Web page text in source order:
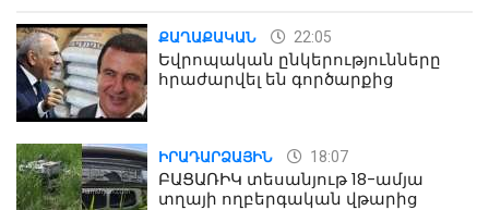
ՔԱՂԱՔԱԿԱՆ 22:05
Եվրոպական ընկերությունները
հրաժարվել են գործարքից
ԻՐԱԴԱՐՁԱՅԻՆ 18:07
ԲԱՑԱՌԻԿ տեսանյութ 18-ամյա
տղայի ողբերգական վթարից